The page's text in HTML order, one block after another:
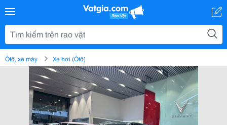
Ôtô, xe máy Xe hơi (Ôtô)